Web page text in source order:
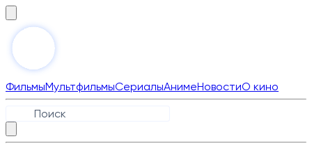
ФильмыМультфильмыСериалыАнимеНовостиО кино